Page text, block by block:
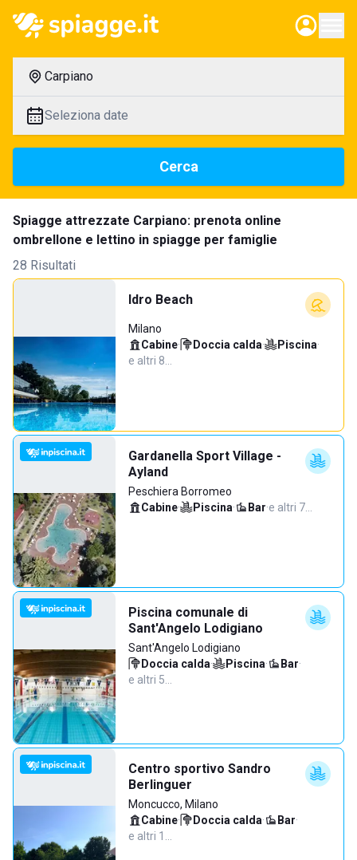
Carpiano
Seleziona date
Cerca
Spiagge attrezzate Carpiano: prenota online
ombrellone e lettino in spiagge per famiglie
28 Risultati
Idro Beach
Milano
Cabine· Doccia calda· Piscina·
e altri 8…
Gardanella Sport Village -
Ayland
Peschiera Borromeo
Cabine· Piscina· Bar·e altri 7…
Piscina comunale di
Sant'Angelo Lodigiano
Sant'Angelo Lodigiano
Doccia calda· Piscina· Bar·
e altri 5…
Centro sportivo Sandro
Berlinguer
Moncucco, Milano
Cabine· Doccia calda· Bar·
e altri 1…